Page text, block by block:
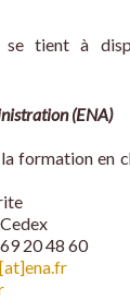
se tient à
(ENA)
formation en
20 48 60